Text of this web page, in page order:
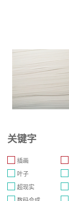
关键字
插画
叶子
超现实